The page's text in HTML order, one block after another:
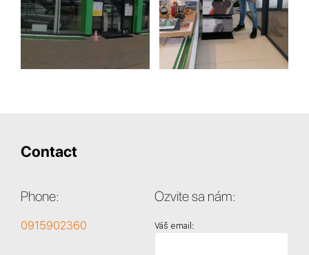
Contact
Phone:
0915902360
Ozvite sa nám:
Váš email: